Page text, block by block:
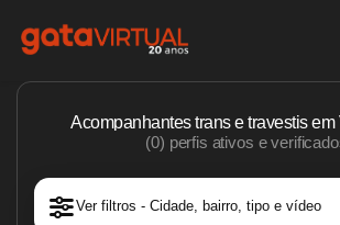
Acompanhantes trans e travestis em
(0) perfis ativos e
Ver filtros - Cidade, bairro, tipo e vídeo